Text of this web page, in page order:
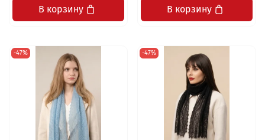
В корзину В корзину
-47% -47%